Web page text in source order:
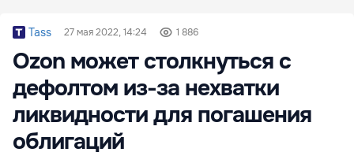
Tass 27 мая 2022, 14:24 1 886
Ozon может столкнуться с
дефолтом из-за нехватки
ликвидности для погашения
облигаций